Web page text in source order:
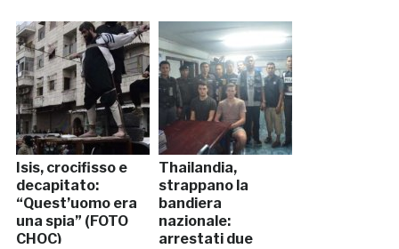
Isis, crocifisso e
decapitato:
“Quest’uomo era
una spia” (FOTO
CHOC)
Thailandia,
strappano la
bandiera
nazionale:
arrestati due